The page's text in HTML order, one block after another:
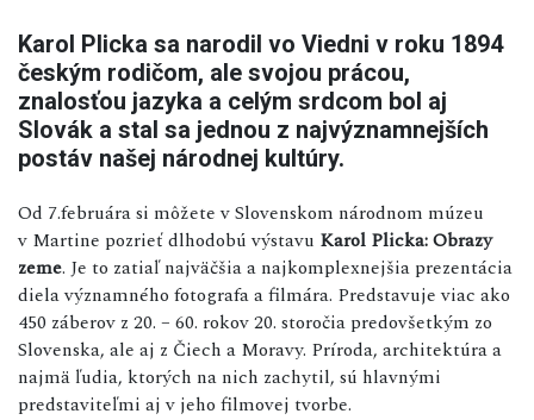
Karol Plicka sa narodil vo Viedni v roku 1894
českým rodičom, ale svojou prácou,
znalosťou jazyka a celým srdcom bol aj
Slovák a stal sa jednou z najvýznamnejších
postáv našej národnej kultúry.
Od 7.februára si môžete v Slovenskom národnom múzeu
v Martine pozrieť dlhodobú výstavu Karol Plicka: Obrazy
zeme. Je to zatiaľ najväčšia a najkomplexnejšia prezentácia
diela významného fotografa a filmára. Predstavuje viac ako
450 záberov z 20. – 60. rokov 20. storočia predovšetkým zo
Slovenska, ale aj z Čiech a Moravy. Príroda, architektúra a
najmä ľudia, ktorých na nich zachytil, sú hlavnými
predstaviteľmi aj v jeho filmovej tvorbe.